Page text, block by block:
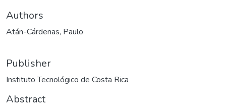
Authors
Atán-Cárdenas, Paulo
Publisher
Instituto Tecnológico de Costa Rica
Abstract